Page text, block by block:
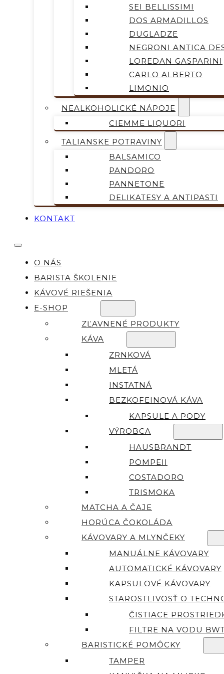
SEI BELLISSIMI
DOS ARMADILLOS
DUGLADZE
NEGRONI ANTICA
LOREDAN GASPARINI
CARLO ALBERTO
LIMONIO
NEALKOHOLICKÉ NÁPOJE
CIEMME LIQUORI
TALIANSKE POTRAVINY
BALSAMICO
PANDORO
PANNETONE
DELIKATESY A ANTIPASTI
KONTAKT
O NÁS
BARISTA ŠKOLENIE
KÁVOVÉ RIEŠENIA
E-SHOP
ZĽAVNENÉ PRODUKTY
KÁVA
ZRNKOVÁ
MLETÁ
INSTATNÁ
BEZKOFEINOVÁ KÁVA
KAPSULE A PODY
VÝROBCA
HAUSBRANDT
POMPEII
COSTADORO
TRISMOKA
MATCHA A ČAJE
HORÚCA ČOKOLÁDA
KÁVOVARY A MLYNČEKY
MANUÁLNE KÁVOVARY
AUTOMATICKÉ KÁVOVARY
KAPSULOVÉ KÁVOVARY
STAROSTLIVOSŤ O
ČISTIACE
FILTRE NA VODU
BARISTICKÉ POMÔCKY
TAMPER